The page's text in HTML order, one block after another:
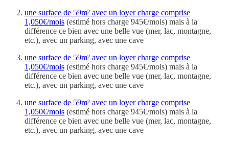
une surface de 59m² avec un loyer charge comprise
1,050€/mois (estimé hors charge 945€/mois) mais à la
différence ce bien avec une belle vue (mer, lac, montagne,
etc.), avec un parking, avec une cave
une surface de 59m² avec un loyer charge comprise
1,050€/mois (estimé hors charge 945€/mois) mais à la
différence ce bien avec une belle vue (mer, lac, montagne,
etc.), avec un parking, avec une cave
une surface de 59m² avec un loyer charge comprise
1,050€/mois (estimé hors charge 945€/mois) mais à la
différence ce bien avec une belle vue (mer, lac, montagne,
etc.), avec un parking, avec une cave